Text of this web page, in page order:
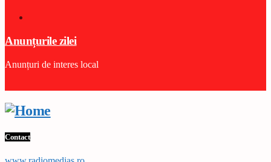
Anunțurile zilei
Anunțuri de interes local
Contact